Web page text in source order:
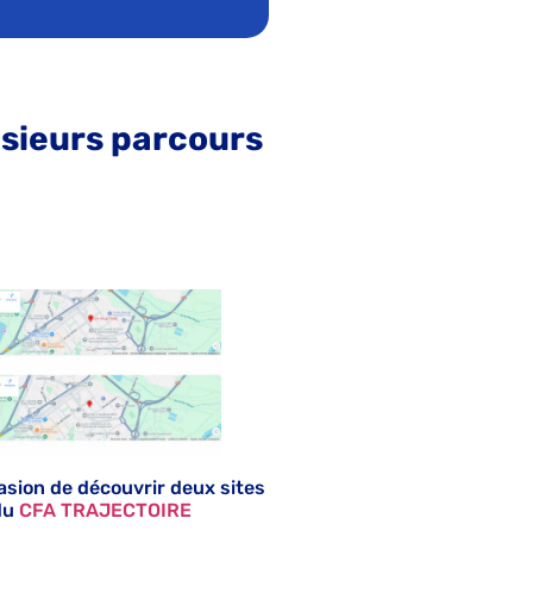
parcours
de découvrir deux sites
CFA TRAJECTOIRE